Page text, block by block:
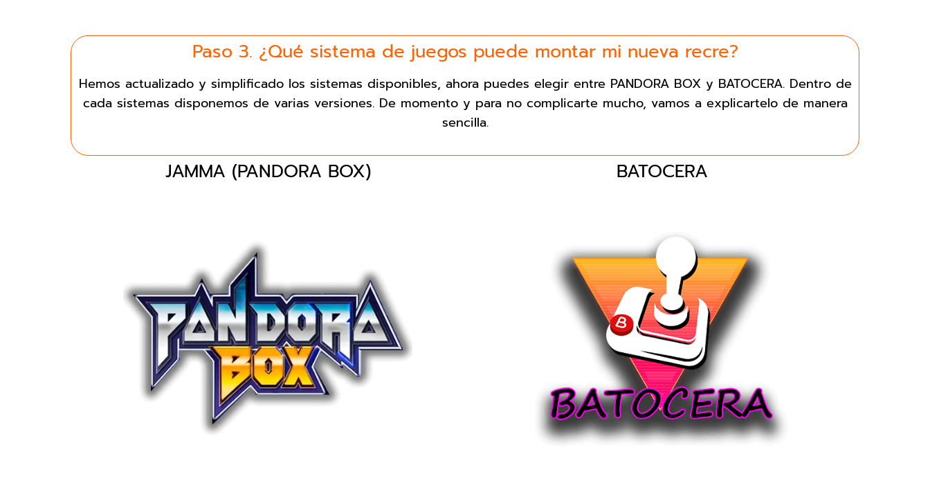
Paso 3. ¿Qué sistema de juegos puede montar mi nueva recre?
Hemos actualizado y simplificado los sistemas disponibles, ahora puedes elegir entre PANDORA BOX y BATOCERA. Dentro de
cada sistemas disponemos de varias versiones. De momento y para no complicarte mucho, vamos a explicartelo de manera
sencilla.
JAMMA (PANDORA BOX) BATOCERA